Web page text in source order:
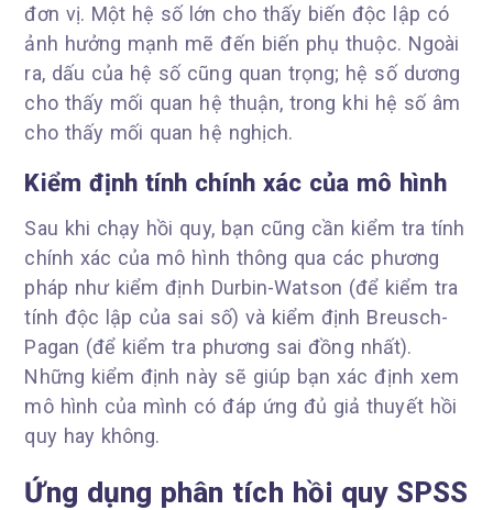
đơn vị. Một hệ số lớn cho thấy biến độc lập có
ảnh hưởng mạnh mẽ đến biến phụ thuộc. Ngoài
ra, dấu của hệ số cũng quan trọng; hệ số dương
cho thấy mối quan hệ thuận, trong khi hệ số âm
cho thấy mối quan hệ nghịch.
Kiểm định tính chính xác của mô hình
Sau khi chạy hồi quy, bạn cũng cần kiểm tra tính
chính xác của mô hình thông qua các phương
pháp như kiểm định Durbin-Watson (để kiểm tra
tính độc lập của sai số) và kiểm định Breusch-
Pagan (để kiểm tra phương sai đồng nhất).
Những kiểm định này sẽ giúp bạn xác định xem
mô hình của mình có đáp ứng đủ giả thuyết hồi
quy hay không.
Ứng dụng phân tích hồi quy SPSS